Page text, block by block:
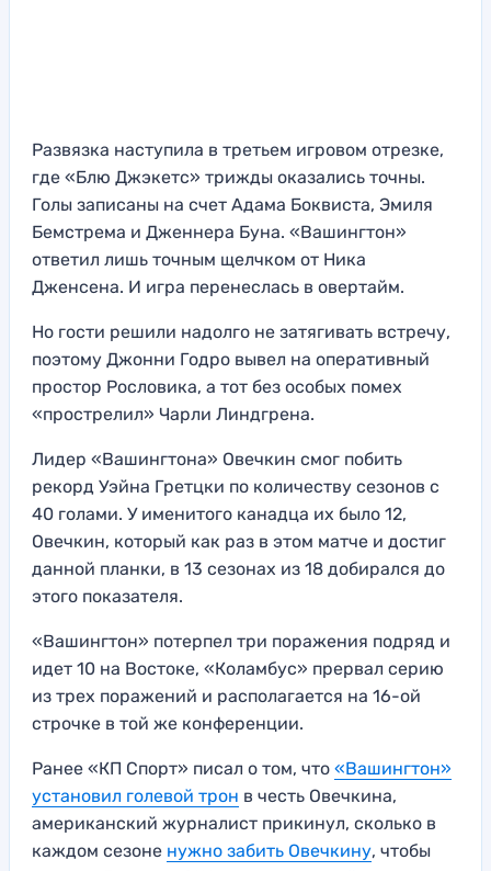
Развязка наступила в третьем игровом отрезке,
где «Блю Джэкетс» трижды оказались точны.
Голы записаны на счет Адама Боквиста, Эмиля
Бемстрема и Дженнера Буна. «Вашингтон»
ответил лишь точным щелчком от Ника
Дженсена. И игра перенеслась в овертайм.
Но гости решили надолго не затягивать встречу,
поэтому Джонни Годро вывел на оперативный
простор Рословика, а тот без особых помех
«прострелил» Чарли Линдгрена.
Лидер «Вашингтона» Овечкин смог побить
рекорд Уэйна Гретцки по количеству сезонов с
40 голами. У именитого канадца их было 12,
Овечкин, который как раз в этом матче и достиг
данной планки, в 13 сезонах из 18 добирался до
этого показателя.
«Вашингтон» потерпел три поражения подряд и
идет 10 на Востоке, «Коламбус» прервал серию
из трех поражений и располагается на 16-ой
строчке в той же конференции.
Ранее «КП Спорт» писал о том, что «Вашингтон»
установил голевой трон в честь Овечкина,
американский журналист прикинул, сколько в
каждом сезоне нужно забить Овечкину, чтобы